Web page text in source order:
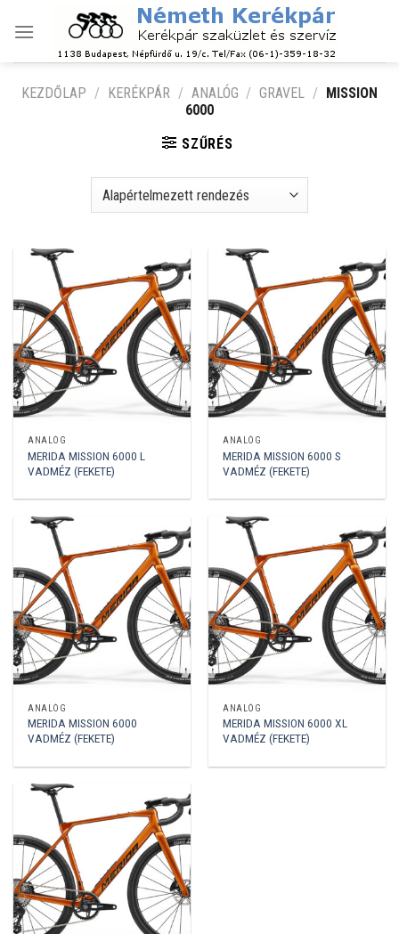
KEZDŐLAP / KERÉKPÁR / ANALÓG / GRAVEL / MISSION
6000
SZŰRÉS
ANALÓG
MERIDA MISSION 6000 L
VADMÉZ (FEKETE)
ANALÓG
MERIDA MISSION 6000 S
VADMÉZ (FEKETE)
ANALÓG
MERIDA MISSION 6000
VADMÉZ (FEKETE)
ANALÓG
MERIDA MISSION 6000 XL
VADMÉZ (FEKETE)